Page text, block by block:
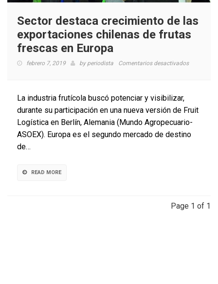
Sector destaca crecimiento de las
exportaciones chilenas de frutas
frescas en Europa
febrero 7, 2019 by periodista Comentarios desactivadosen
las
La industria frutícola buscó potenciar y visibilizar,
durante su participación en una nueva versión de Fruit
Logística en Berlín, Alemania (Mundo Agropecuario-
ASOEX). Europa es el segundo mercado de destino
de…
READ MORE
Page 1 of 1